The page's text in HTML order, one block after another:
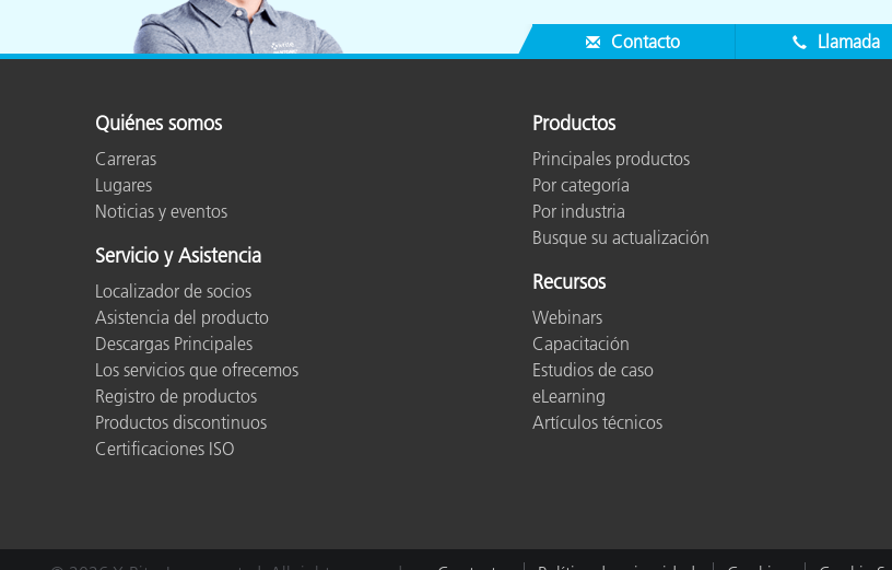
Contacto Llamada
Quiénes somos
Carreras
Lugares
Noticias y eventos
Servicio y Asistencia
Localizador de socios
Asistencia del producto
Descargas Principales
Los servicios que ofrecemos
Registro de productos
Productos discontinuos
Certificaciones ISO
Productos
Principales productos
Por categoría
Por industria
Busque su actualización
Recursos
Webinars
Capacitación
Estudios de caso
eLearning
Artículos técnicos